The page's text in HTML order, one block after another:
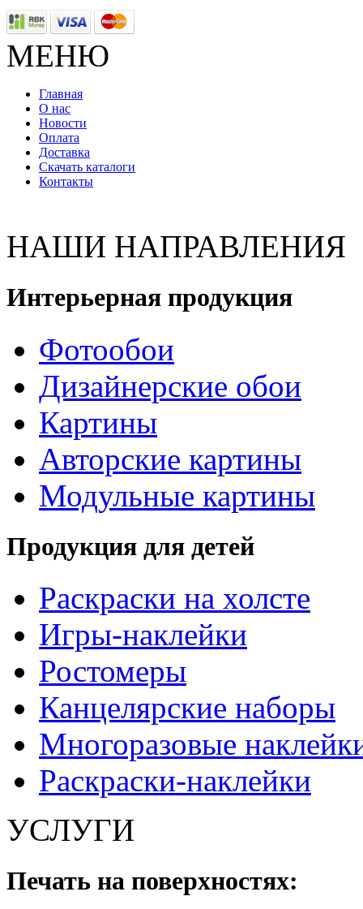
МЕНЮ
Главная
О нас
Новости
Оплата
Доставка
Скачать каталоги
Контакты
НАШИ НАПРАВЛЕНИЯ
Интерьерная продукция
Фотообои
Дизайнерские обои
Картины
Авторские картины
Модульные картины
Продукция для детей
Раскраски на холсте
Игры-наклейки
Ростомеры
Канцелярские наборы
Многоразовые
Раскраски-наклейки
УСЛУГИ
Печать на поверхностях: